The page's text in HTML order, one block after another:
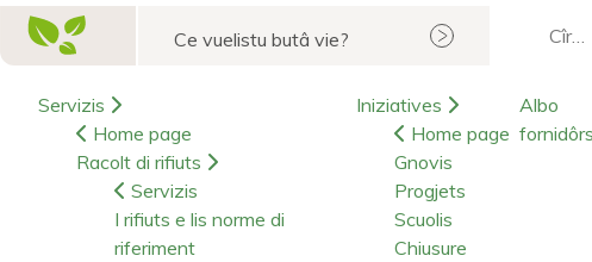
Cerca
Servizis
Home page
Racolt di rifiuts
Servizis
I rifiuts e lis norme di
riferiment
Iniziatives
Home page
Gnovis
Progjets
Scuolis
Chiusure
Albo
fornidôrs